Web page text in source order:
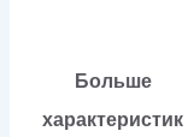
Больше
характеристик